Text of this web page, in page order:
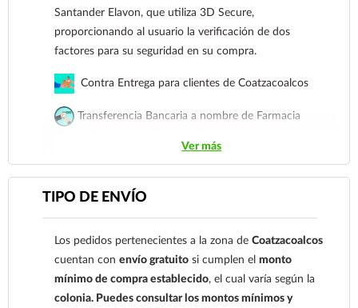
Santander Elavon, que utiliza 3D Secure,
proporcionando al usuario la verificación de dos
factores para su seguridad en su compra.
Contra Entrega para clientes de Coatzacoalcos
Transferencia Bancaria a nombre de Farmacia
cuenta: Clave: 014854655008143954
Para esta forma de pago el cliente deberá enviar su
comprobante de pago a al siguiente correo
nuestro
921 261 8491
Ver más
TIPO DE ENVÍO
Los pedidos pertenecientes a la zona deCoatzacoalcos
cuentan conenvío gratuito si cumplen elmonto
mínimo de compra establecido, el cual varía según la
colonia. Puedes consultar los montos mínimos y